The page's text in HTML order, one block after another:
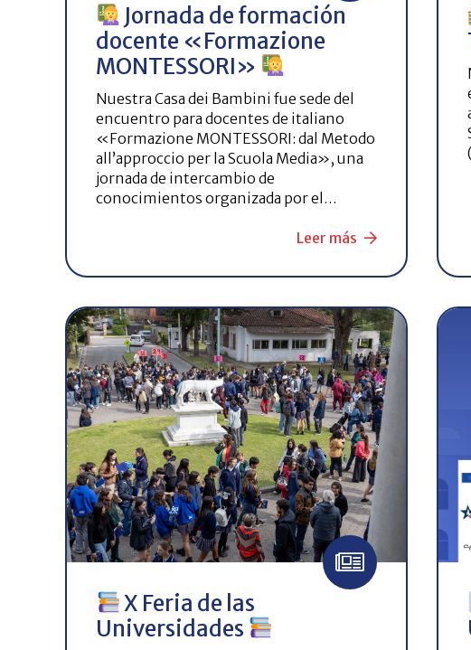
Jornada de formación
docente «Formazione
MONTESSORI»
Nuestra Casa dei Bambini fue sede del
encuentro para docentes de italiano
«Formazione MONTESSORI: dal Metodo
all’approccio per la Scuola Media», una
jornada de intercambio de
conocimientos organizada por el…
Leer más
X Feria de las
Universidades